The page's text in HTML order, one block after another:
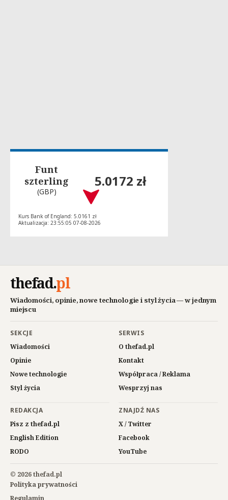
Funt
szterling
(GBP)
5.0172 zł
Kurs Bank of England: 5.0161 zł
Aktualizacja: 23:55:05 07-08-2026
thefad.pl
Wiadomości, opinie, nowe technologie i styl życia — w jednym
miejscu
SEKCJE
Wiadomości
Opinie
Nowe technologie
Styl życia
SERWIS
O thefad.pl
Kontakt
Współpraca / Reklama
Wesprzyj nas
REDAKCJA
Pisz z thefad.pl
English Edition
RODO
ZNAJDŹ NAS
X / Twitter
Facebook
YouTube
© 2026 thefad.pl
Polityka prywatności